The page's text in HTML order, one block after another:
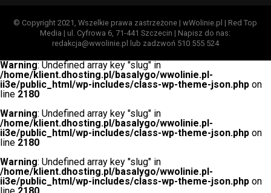
© Copyright 2021, Wszelkie prawa zastrzeżone | wWolinie.pl | Red Top
Media | ul. Cyfrowa 6, 71-441 Szczecin | Napisz do nas:
redakcja@wwolinie.pl lub zadzwoń 510 555 524
Warning: Undefined array key "slug" in
/home/klient.dhosting.pl/basalygo/wwolinie.pl-
ii3e/public_html/wp-includes/class-wp-theme-json.php on
line 2180
Warning: Undefined array key "slug" in
/home/klient.dhosting.pl/basalygo/wwolinie.pl-
ii3e/public_html/wp-includes/class-wp-theme-json.php on
line 2180
Warning: Undefined array key "slug" in
/home/klient.dhosting.pl/basalygo/wwolinie.pl-
ii3e/public_html/wp-includes/class-wp-theme-json.php on